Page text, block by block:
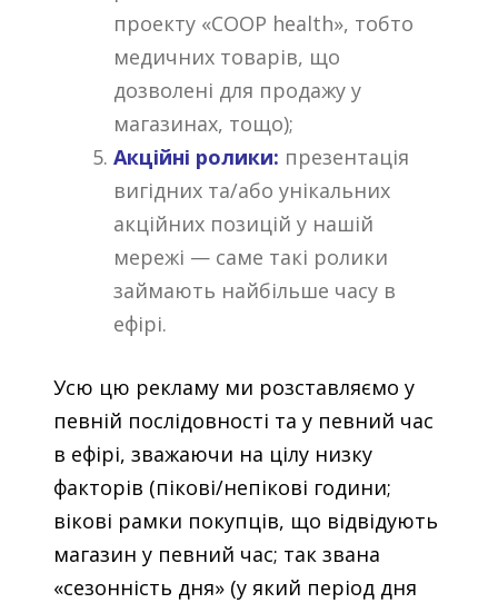
проекту «COOP health», тобто
медичних товарів, що
дозволені для продажу у
магазинах, тощо);
Акційні ролики: презентація
вигідних та/або унікальних
акційних позицій у нашій
мережі — саме такі ролики
займають найбільше часу в
ефірі.
Усю цю рекламу ми розставляємо у
певній послідовності та у певний час
в ефірі, зважаючи на цілу низку
факторів (пікові/непікові години;
вікові рамки покупців, що відвідують
магазин у певний час; так звана
«сезонність дня» (у який період дня